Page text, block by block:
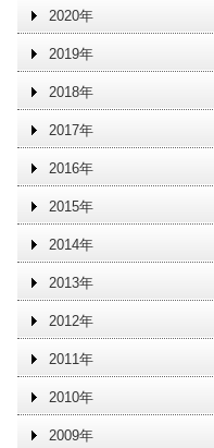
2020年
2019年
2018年
2017年
2016年
2015年
2014年
2013年
2012年
2011年
2010年
2009年